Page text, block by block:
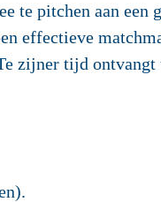
te pitchen aan een
effectieve
zijner tijd